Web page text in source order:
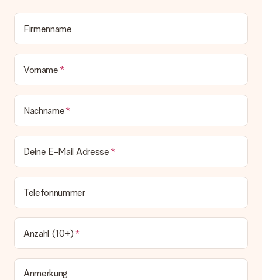
Geschenk also direkt beim Empfänger liefern lassen und es
bleibt eine echte Überraschung!
Firmenname
Vorname
Nachname
Deine E-Mail Adresse
Telefonnummer
Anzahl (10+)
Anmerkung